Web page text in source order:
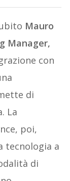
Mauro
Manager,
con
di
. La
poi,
tecnologia a
di